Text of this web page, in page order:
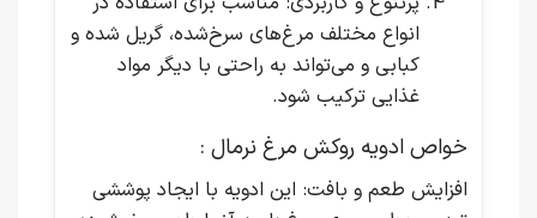
انواع مختلف مرغ‌های سرخ‌شده، گریل شده و
کبابی و می‌تواند به راحتی با دیگر مواد
غذایی ترکیب شود.
خواص ادویه روکش مرغ نرمال :
افزایش طعم و بافت: این ادویه با ایجاد پوششی